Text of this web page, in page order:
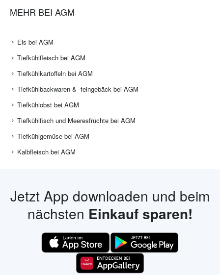
MEHR BEI AGM
Eis bei AGM
Tiefkühlfleisch bei AGM
Tiefkühlkartoffeln bei AGM
Tiefkühlbackwaren & -feingebäck bei AGM
Tiefkühlobst bei AGM
Tiefkühlfisch und Meeresfrüchte bei AGM
Tiefkühlgemüse bei AGM
Kalbfleisch bei AGM
Jetzt App downloaden und beim
nächsten Einkauf sparen!